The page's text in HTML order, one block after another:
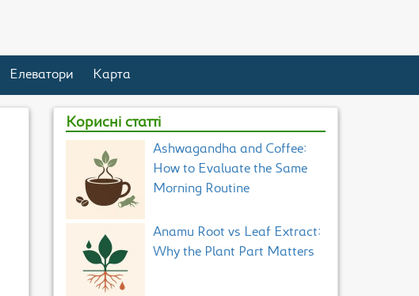
Елеватори Карта
Корисні статті
Ashwagandha and Coffee:
How to Evaluate the Same
Morning Routine
Anamu Root vs Leaf Extract:
Why the Plant Part Matters